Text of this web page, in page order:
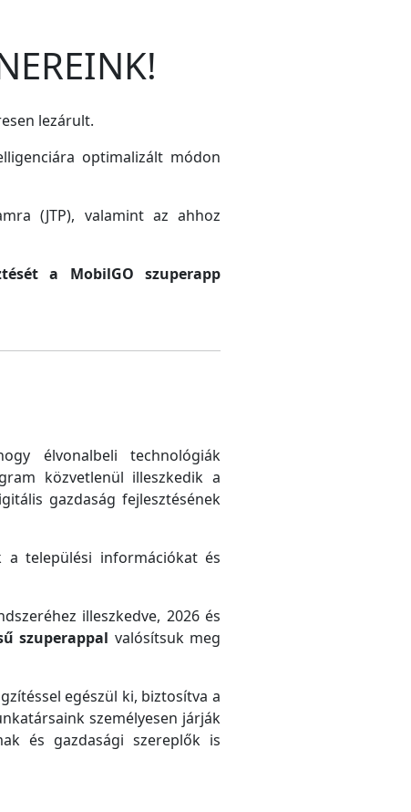
lezárult.
optimalizált módon
(JTP), valamint az ahhoz
a MobilGO szuperapp
élvonalbeli technológiák
közvetlenül illeszkedik a
gazdaság fejlesztésének
a települési információkat és
illeszkedve, 2026 és
szuperappal valósítsuk meg
egészül ki, biztosítva a
személyesen járják
és gazdasági szereplők is